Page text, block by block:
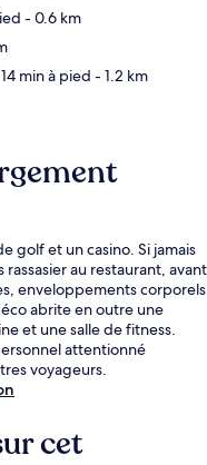
- 0.6 km
min à pied - 1.2 km
golf et un casino. Si jamais
au restaurant, avant
enveloppements corporels
abrite en outre une
et une salle de fitness.
attentionné
voyageurs.
cet